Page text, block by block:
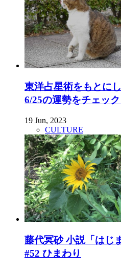
東洋占星術をもとに
6/25の運勢をチェック
19 Jun, 2023
CULTURE
藤代冥砂 小説「はじ
#52 ひまわり